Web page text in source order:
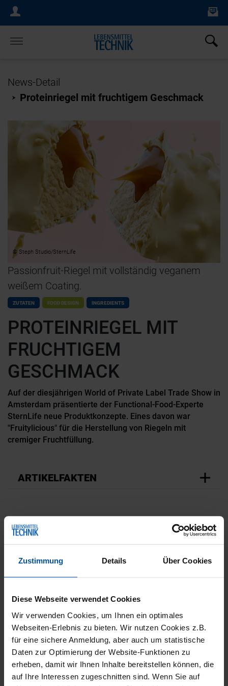
Zustimmung Details Über Cookies
Diese Webseite verwendet Cookies
Wir verwenden Cookies, um Ihnen ein optimales
Webseiten-Erlebnis zu bieten. Wir nutzen Cookies z.B.
für eine sichere Anmeldung, aber auch um statistische
Daten zur Optimierung der Website-Funktionen zu
erheben, damit wir Ihnen Inhalte bereitstellen können, die
auf Ihre Interessen zugeschnitten sind. Wenn Sie auf
Login Menu
Home
News-Detail
Proteinriegel mit fruchtigem Geschmack
© Steph Studio/SternLife
Passionfruit-Riegel mit vollständig veganem
weißem Coating.
ZUTATEN FOOD DESIGN INGREDIENTS
PROTEINRIEGEL MIT
FRUCHTIGEM
GESCHMACK
Auf der diesjährigen World of Private Label Trade Show in
Amsterdam präsentierte der Functional-Food-Experte
SternLife neue Produktkonzepte. Eines davon war
"Fruitylicious" für die Herstellung von Riegeln mit
cremiger Fruchtfüllung.
ARTIKELFAKTEN
Die Varianten Passionfruit, Buttermilk Lemon
und Black Forest setzen auf
Segment noch wenig verbreitet sind. Während
den Markt dominieren, heben sich fruchtig-
frische Geschmacksrichtungen deutlich ab. Alle
Riegel können mit der Auslobung "hoher
Proteingehalt" sowie "zuckerreduziert"
vermarktet werden und eignen sich durch ihre
saisonalen Geschmacksprofile auch als Limited
×